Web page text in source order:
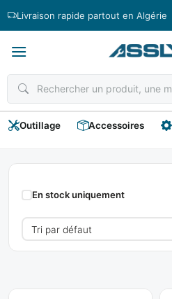
Livraison rapide partout en Algérie
Outillage Accessoires
FACHE
En stock uniquement